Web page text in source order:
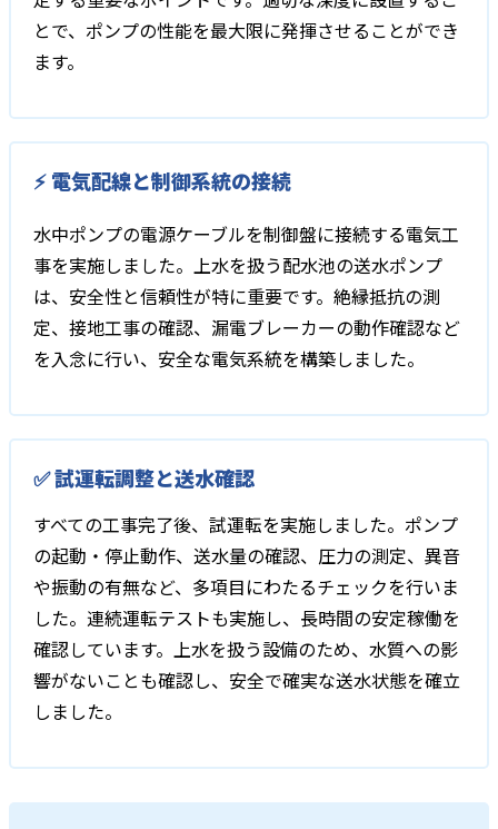
とで、ポンプの性能を最大限に発揮させることができ
ます。
⚡ 電気配線と制御系統の接続
水中ポンプの電源ケーブルを制御盤に接続する電気工
事を実施しました。上水を扱う配水池の送水ポンプ
は、安全性と信頼性が特に重要です。絶縁抵抗の測
定、接地工事の確認、漏電ブレーカーの動作確認など
を入念に行い、安全な電気系統を構築しました。
✅ 試運転調整と送水確認
すべての工事完了後、試運転を実施しました。ポンプ
の起動・停止動作、送水量の確認、圧力の測定、異音
や振動の有無など、多項目にわたるチェックを行いま
した。連続運転テストも実施し、長時間の安定稼働を
確認しています。上水を扱う設備のため、水質への影
響がないことも確認し、安全で確実な送水状態を確立
しました。